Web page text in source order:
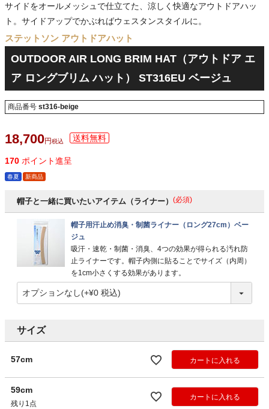
サイドをオールメッシュで仕立てた、涼しく快適なアウトドアハッ
ト。サイドアップでかぶればウェスタンスタイルに。
ステットソン アウトドアハット
OUTDOOR AIR LONG BRIM HAT（アウトドア エ
ア ロングブリム ハット） ST316EU ベージュ
商品番号 st316-beige
18,700 税込
170 ポイント進呈
春夏 新商品
帽子と一緒に買いたいアイテム（ライナー） (必須)
帽子用汗止め消臭・制菌ライナー（ロング27cm）ベー
ジュ
吸汗・速乾・制菌・消臭、4つの効果が得られる汚れ防
止ライナーです。帽子内側に貼ることでサイズ（内周）
を1cm小さくする効果があります。
サイズ
57cm カートに入れる
59cm
残り1点
カートに入れる